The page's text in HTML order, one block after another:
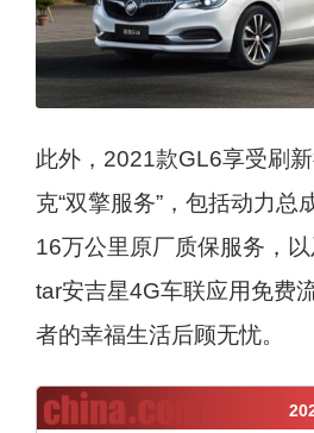
此外，2021款GL6享受刷
克“双擎服务”，包括动力总
16万公里原厂质保服务，
tar安吉星4G车联应用免费
者的幸福生活后顾无忧。